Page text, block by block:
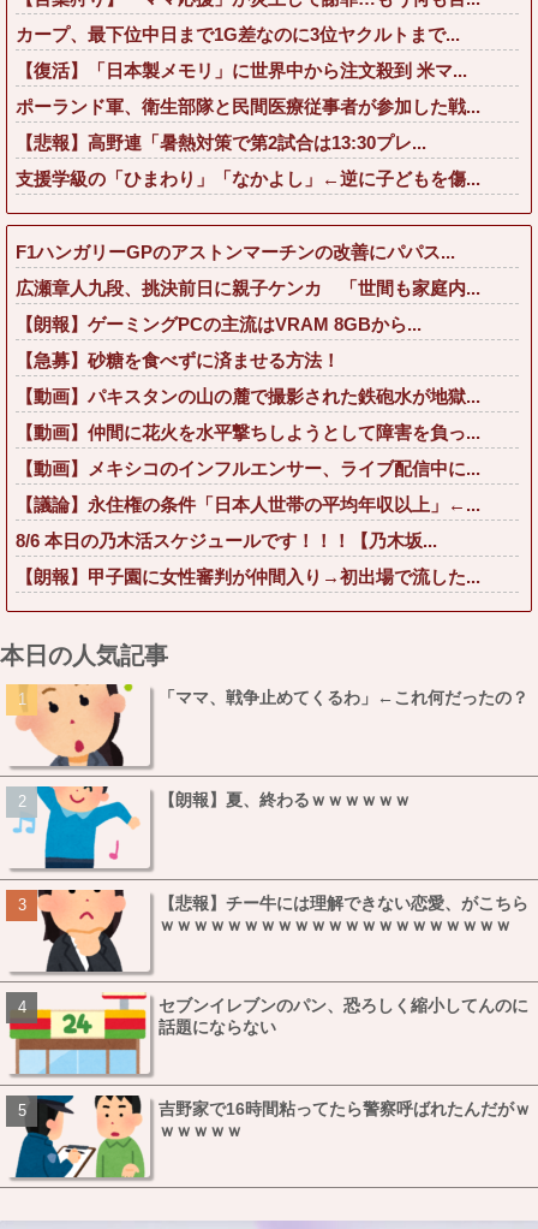
カープ、最下位中日まで1G差なのに3位ヤクルトまで...
【復活】「日本製メモリ」に世界中から注文殺到 米マ...
ポーランド軍、衛生部隊と民間医療従事者が参加した戦...
【悲報】高野連「暑熱対策で第2試合は13:30プレ...
支援学級の「ひまわり」「なかよし」←逆に子どもを傷...
F1ハンガリーGPのアストンマーチンの改善にパパス...
広瀬章人九段、挑決前日に親子ケンカ 「世間も家庭内...
【朗報】ゲーミングPCの主流はVRAM 8GBから...
【急募】砂糖を食べずに済ませる方法！
【動画】パキスタンの山の麓で撮影された鉄砲水が地獄...
【動画】仲間に花火を水平撃ちしようとして障害を負っ...
【動画】メキシコのインフルエンサー、ライブ配信中に...
【議論】永住権の条件「日本人世帯の平均年収以上」←...
8/6 本日の乃木活スケジュールです！！！【乃木坂...
【朗報】甲子園に女性審判が仲間入り→初出場で流した...
本日の人気記事
「ママ、戦争止めてくるわ」←これ何だったの？
【朗報】夏、終わるｗｗｗｗｗｗ
【悲報】チー牛には理解できない恋愛、がこちら
ｗｗｗｗｗｗｗｗｗｗｗｗｗｗｗｗｗｗｗｗｗ
セブンイレブンのパン、恐ろしく縮小してんのに
話題にならない
吉野家で16時間粘ってたら警察呼ばれたんだがｗ
ｗｗｗｗｗ